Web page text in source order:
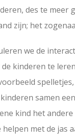
des te meer
zijn; het
we de
kinderen te
samen
kind het andere
met de jas